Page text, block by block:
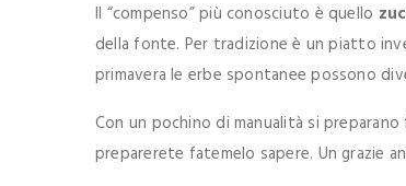
Il “compenso” più conosciuto è quello
della fonte. Per tradizione è un piatto
primavera le erbe spontanee possono
Con un pochino di manualità si
preparerete fatemelo sapere. Un grazie